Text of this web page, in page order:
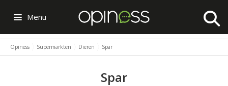
Menu
Opiness Supermarkten Dieren Spar
Spar